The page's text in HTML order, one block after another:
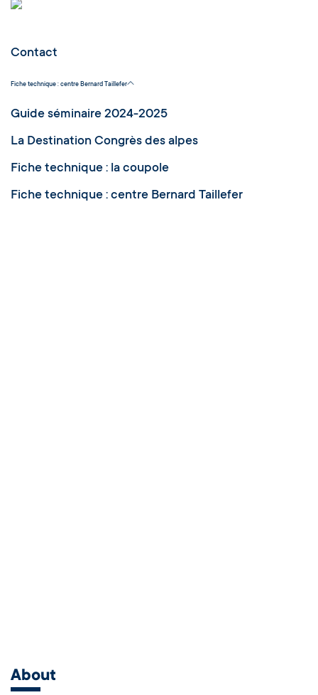
Contact
Fiche technique : centre Bernard Taillefer
Guide séminaire 2024-2025
La Destination Congrès des alpes
Fiche technique : la coupole
Fiche technique : centre Bernard Taillefer
About